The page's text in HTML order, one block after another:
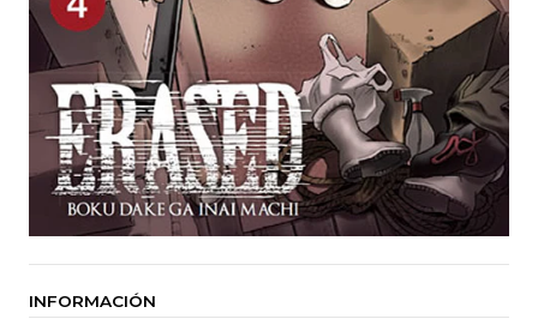
INFORMACIÓN